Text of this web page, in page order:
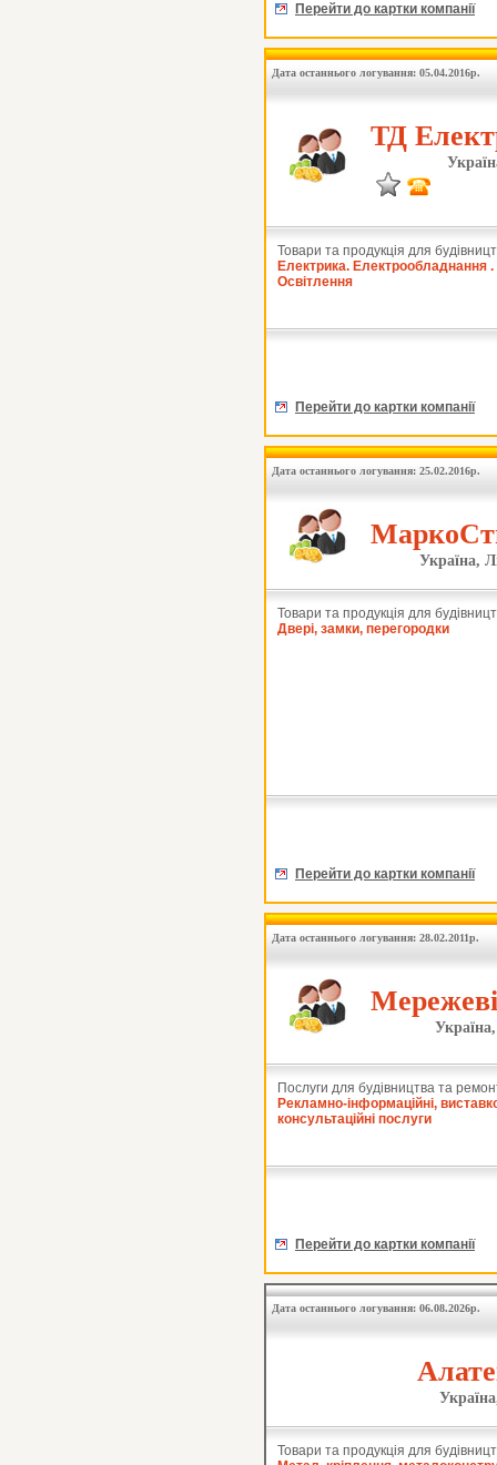
Перейти до картки компанії
Дата останнього логування: 05.04.2016р.
ТД
Товари та продукція для
Електрика. Електрообладнання .
Освітлення
Перейти до картки компанії
Дата останнього логування: 25.02.2016р.
Україна,
Товари та продукція для
Двері, замки, перегородки
Перейти до картки компанії
Дата останнього логування: 28.02.2011р.
Послуги для будівництва та
Рекламно-інформаційні,
консультаційні послуги
Перейти до картки компанії
Дата останнього логування: 06.08.2026р.
Товари та продукція для